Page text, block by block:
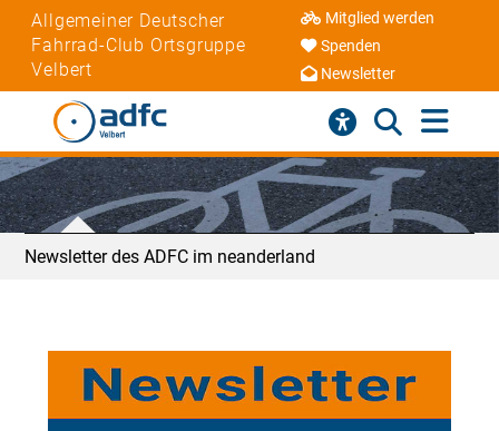
Allgemeiner Deutscher
Fahrrad-Club Ortsgruppe
Velbert
Mitglied werden
Spenden
Newsletter
Newsletter des ADFC im neanderland